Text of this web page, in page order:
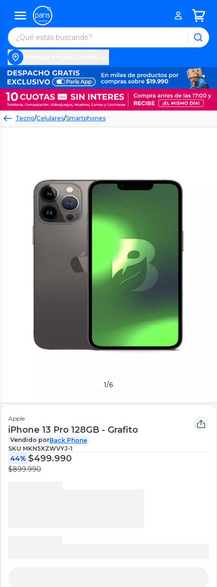
Tecno/Celulares/Smartphones
1/6
Apple
iPhone 13 Pro 128GB - Grafito
Vendido porBack Phone
SKU MKN5XZWVYJ-1
44% $499.990
$899.990